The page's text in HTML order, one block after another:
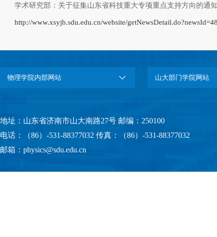
学术研究部：关于征集山东省科技重大专项重点支持方向的通
http://www.xsyjb.sdu.edu.cn/website/
物理学院内部网站 山大部门学院网站
地址：山东省济南市山大南路27号 邮编：250100
电话：（86）-531-88377032 传真：（86）-531-88377032
邮箱：physics@sdu.edu.cn